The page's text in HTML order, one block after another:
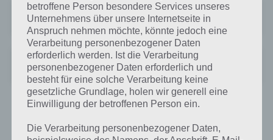
mydealz – Gutscheine, Angebote
Preis:Kostenlos
mydealz – Gutscheine, Angebote
Preis:Kostenlos
Dealbunny.de: Schnäppchen direkt
betroffene Person besondere Services unseres
Unternehmens über unsere Internetseite in
Anspruch nehmen möchte, könnte jedoch eine
Verarbeitung personenbezogener Daten
erforderlich werden. Ist die Verarbeitung
personenbezogener Daten erforderlich und
besteht für eine solche Verarbeitung keine
gesetzliche Grundlage, holen wir generell eine
Einwilligung der betroffenen Person ein.
Die Verarbeitung personenbezogener Daten,